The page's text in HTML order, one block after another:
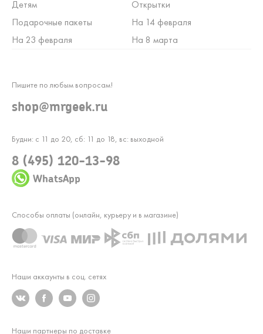
Детям
Открытки
Подарочные пакеты
На 14 февраля
На 23 февраля
На 8 марта
Будни: с 11 до 20, сб: 11 до 18, вс: выходной
8 (495) 120-13-98
WhatsApp
Пишите по любым вопросам!
shop@mrgeek.ru
Наши аккаунты в соц. сетях
Способы оплаты (онлайн, курьеру и в магазине)
Наши партнеры по доставке